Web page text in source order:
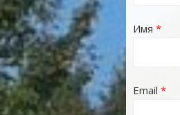
Имя *
Email *